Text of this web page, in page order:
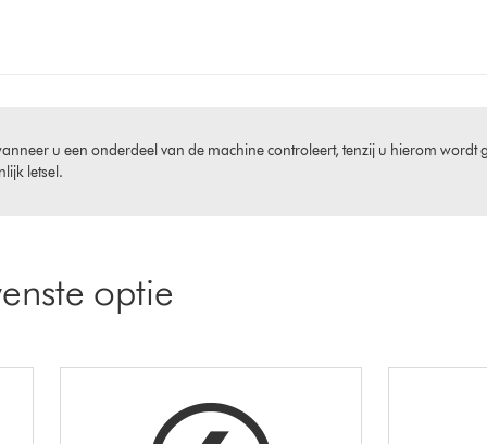
u een onderdeel van de machine controleert, tenzij u hierom
letsel.
optie